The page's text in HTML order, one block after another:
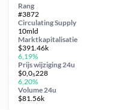
Circulating Supply
10mld
Prijs wijziging 24u
$0,0₅228
6,20%
Marktkapitalisatie
$391.46k
6,19%
Volume 24u
$81.56k
Rang
#3872